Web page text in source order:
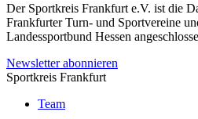
Der Sportkreis Frankfurt e.V. ist die
Frankfurter Turn- und Sportvereine
Landessportbund Hessen
Newsletter abonnieren
Sportkreis Frankfurt
Team